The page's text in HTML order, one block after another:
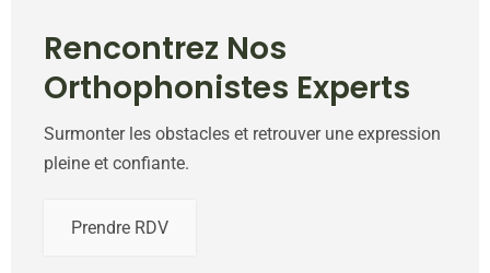
Rencontrez Nos
Orthophonistes Experts
Surmonter les obstacles et retrouver une expression
pleine et confiante.
Prendre RDV